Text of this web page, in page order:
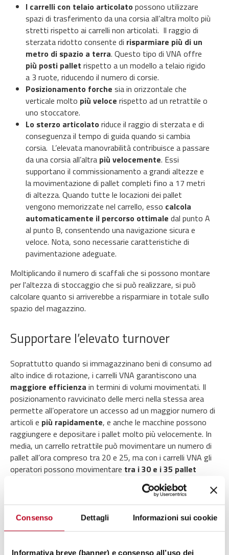
Consenso Dettagli Informazioni sui cookie
Informativa breve (banner) e consenso all’uso dei
I carrelli con telaio articolato possono utilizzare
spazi di trasferimento da una corsia all’altra molto più
stretti rispetto ai carrelli non articolati. Il raggio di
sterzata ridotto consente di risparmiare più di un
metro di spazio a terra. Questo tipo di VNA offre
più posti pallet rispetto a un modello a telaio rigido
a 3 ruote, riducendo il numero di corsie.
Posizionamento forche sia in orizzontale che
verticale molto più veloce rispetto ad un retrattile o
uno stoccatore.
Lo sterzo articolato riduce il raggio di sterzata e di
conseguenza il tempo di guida quando si cambia
corsia. L’elevata manovrabilità contribuisce a passare
da una corsia all’altra più velocemente. Essi
supportano il commissionamento a grandi altezze e
la movimentazione di pallet completi fino a 17 metri
di altezza. Quando tutte le locazioni dei pallet
vengono memorizzate nel carrello, esso calcola
automaticamente il percorso ottimale dal punto A
al punto B, consentendo una navigazione sicura e
veloce. Nota, sono necessarie caratteristiche di
pavimentazione adeguate.
Moltiplicando il numero di scaffali che si possono montare
per l'altezza di stoccaggio che si può realizzare, si può
calcolare quanto si arriverebbe a risparmiare in totale sullo
spazio del magazzino.
Supportare l’elevato turnover
Soprattutto quando si immagazzinano beni di consumo ad
alto indice di rotazione, i carrelli VNA garantiscono una
maggiore efficienza in termini di volumi movimentati. Il
posizionamento ravvicinato delle merci nella stessa area
permette all’operatore un accesso ad un maggior numero di
articoli e più rapidamente, e anche le macchine possono
raggiungere e depositare i pallet molto più velocemente. In
media, un carrello retrattile può movimentare un numero di
pallet all’ora compreso tra 20 e 25, ma con i carrelli VNA gli
operatori possono movimentare tra i 30 e i 35 pallet
50% di produttività in più
e un
vantaggio importante per quanto riguarda la manodopera.
I magazzini a temperatura controllata o i centri di
distribuzione sono ambienti altamente tecnici in cui le